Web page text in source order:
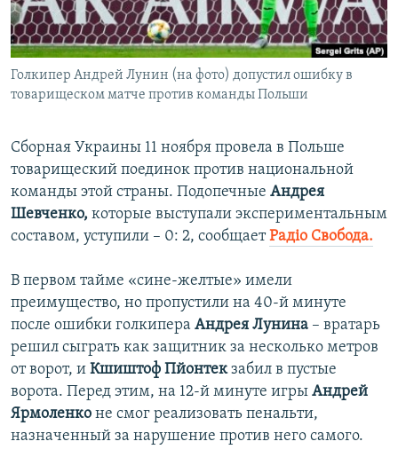
ПОБЕДИТЕЛЕЙ НЕ СУДЯТ?
КРЫМ.НЕПОКОРЕННЫЙ
ELIFBE
ПРИСОЕДИНЯЙТЕСЬ!
Голкипер Андрей Лунин (на фото) допустил ошибку в
товарищеском матче против команды Польши
Сборная Украины 11 ноября провела в Польше
товарищеский поединок против национальной
команды этой страны. Подопечные Андрея
Шевченко, которые выступали экспериментальным
составом, уступили – 0: 2, сообщает Радіо Свобода.
В первом тайме «сине-желтые» имели
преимущество, но пропустили на 40-й минуте
после ошибки голкипера Андрея Лунина – вратарь
решил сыграть как защитник за несколько метров
от ворот, и Кшиштоф Пйонтекзабил в пустые
ворота. Перед этим, на 12-й минуте игры Андрей
Ярмоленко не смог реализовать пенальти,
назначенный за нарушение против него самого.